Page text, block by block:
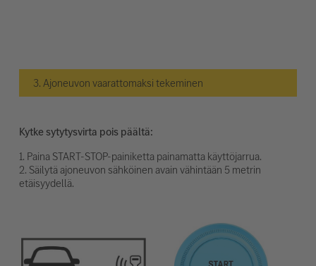
3. Ajoneuvon vaarattomaksi tekeminen
Kytke sytytysvirta pois päältä:
1. Paina START-STOP-painiketta painamatta käyttöjarrua.
2. Säilytä ajoneuvon sähköinen avain vähintään 5 metrin
etäisyydellä.